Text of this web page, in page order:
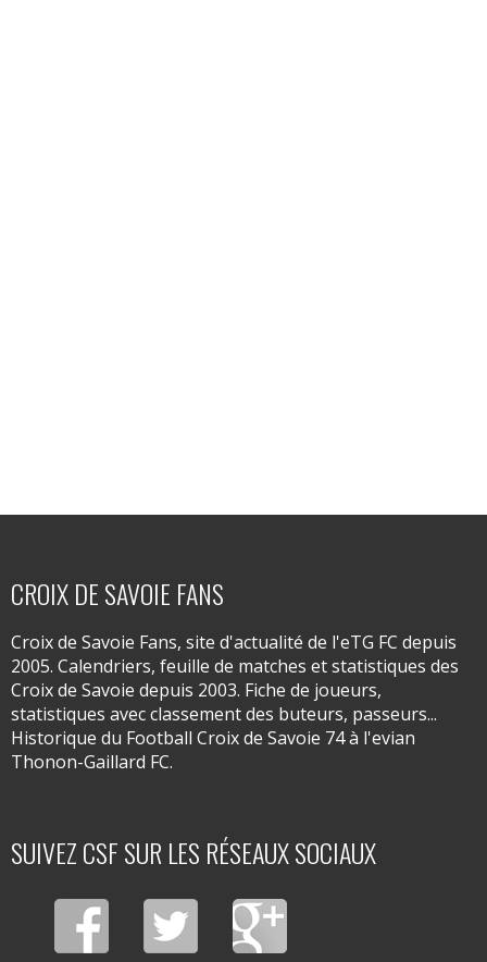
CROIX DE SAVOIE FANS
Croix de Savoie Fans, site d'actualité de l'eTG FC depuis
2005. Calendriers, feuille de matches et statistiques des
Croix de Savoie depuis 2003. Fiche de joueurs,
statistiques avec classement des buteurs, passeurs...
Historique du Football Croix de Savoie 74 à l'evian
Thonon-Gaillard FC.
SUIVEZ CSF SUR LES RÉSEAUX SOCIAUX